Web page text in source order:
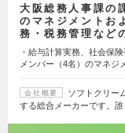
大阪総務人事課の
のマネジメントお
務・税務管理など
・給与計算実務、社会保
メンバー（4名）のマネジ
会社概要
ソフトクリー
する総合メーカーです。